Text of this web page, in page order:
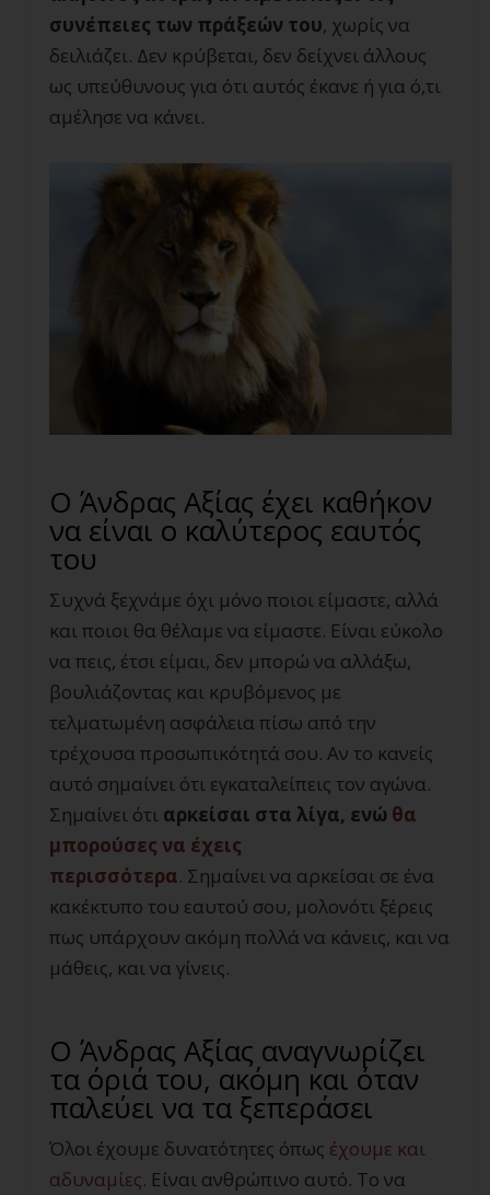
συνέπειες των πράξεών του, χωρίς να
δειλιάζει. Δεν κρύβεται, δεν δείχνει άλλους
ως υπεύθυνους για ότι αυτός έκανε ή για ό,τι
αμέλησε να κάνει.
Ο Άνδρας Αξίας έχει καθήκον
να είναι ο καλύτερος εαυτός
του
Συχνά ξεχνάμε όχι μόνο ποιοι είμαστε, αλλά
και ποιοι θα θέλαμε να είμαστε. Είναι εύκολο
να πεις, έτσι είμαι, δεν μπορώ να αλλάξω,
βουλιάζοντας και κρυβόμενος με
τελματωμένη ασφάλεια πίσω από την
τρέχουσα προσωπικότητά σου. Αν το κανείς
αυτό σημαίνει ότι εγκαταλείπεις τον αγώνα.
Σημαίνει ότι αρκείσαι στα λίγα, ενώ θα
μπορούσες να έχεις
περισσότερα. Σημαίνει να αρκείσαι σε ένα
κακέκτυπο του εαυτού σου, μολονότι ξέρεις
πως υπάρχουν ακόμη πολλά να κάνεις, και να
μάθεις, και να γίνεις.
Ο Άνδρας Αξίας αναγνωρίζει
τα όριά του, ακόμη και όταν
παλεύει να τα ξεπεράσει
Όλοι έχουμε δυνατότητες όπως έχουμε και
αδυναμίες. Είναι ανθρώπινο αυτό. Το να